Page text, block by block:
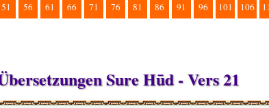
51 56 61 66 71 76 81 86 91 96 101 106
Sure Hūd - Vers 21